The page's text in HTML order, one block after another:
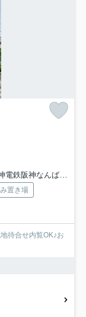
阪神なんば「千鳥橋」駅 徒歩10分
置き場
待合せ内覧OK♪お